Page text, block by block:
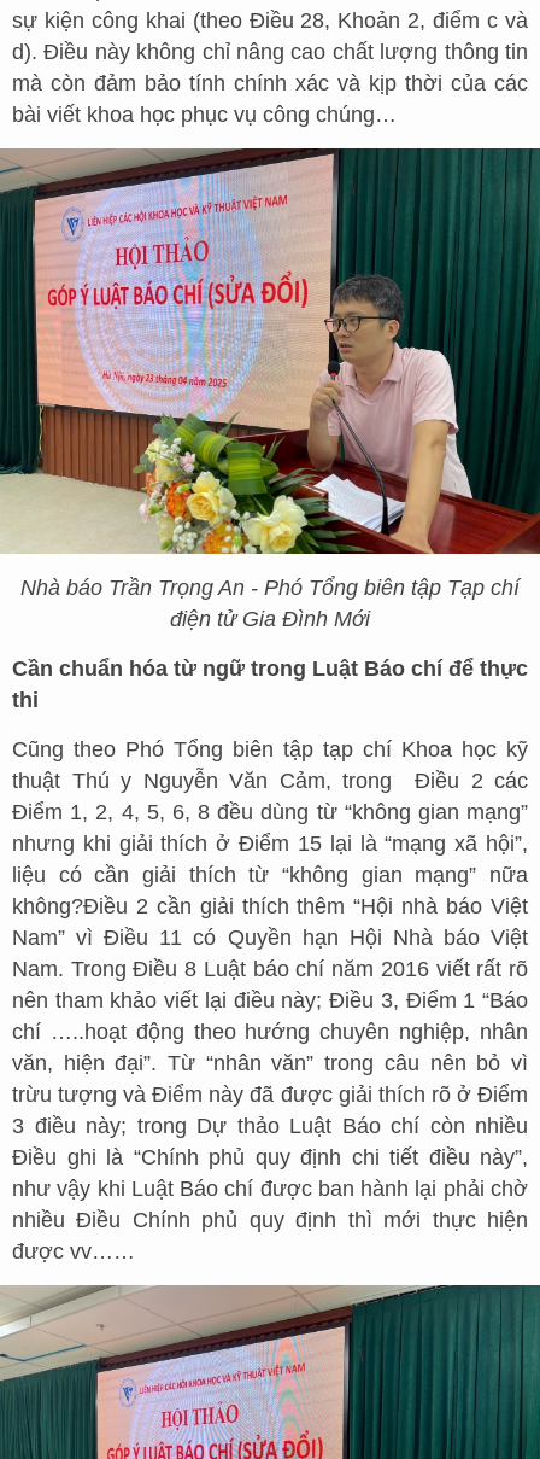
sự kiện công khai (theo Điều 28, Khoản 2, điểm c và
d). Điều này không chỉ nâng cao chất lượng thông tin
mà còn đảm bảo tính chính xác và kịp thời của các
bài viết khoa học phục vụ công chúng…
Nhà báo Trần Trọng An - Phó Tổng biên tập Tạp chí
điện tử Gia Đình Mới
Cần chuẩn hóa từ ngữ trong Luật Báo chí để thực
thi
Cũng theo Phó Tổng biên tập tạp chí Khoa học kỹ
thuật Thú y Nguyễn Văn Cảm, trong Điều 2 các
Điểm 1, 2, 4, 5, 6, 8 đều dùng từ “không gian mạng”
nhưng khi giải thích ở Điểm 15 lại là “mạng xã hội”,
liệu có cần giải thích từ “không gian mạng” nữa
không?Điều 2 cần giải thích thêm “Hội nhà báo Việt
Nam” vì Điều 11 có Quyền hạn Hội Nhà báo Việt
Nam. Trong Điều 8 Luật báo chí năm 2016 viết rất rõ
nên tham khảo viết lại điều này; Điều 3, Điểm 1 “Báo
chí …..hoạt động theo hướng chuyên nghiệp, nhân
văn, hiện đại”. Từ “nhân văn” trong câu nên bỏ vì
trừu tượng và Điểm này đã được giải thích rõ ở Điểm
3 điều này; trong Dự thảo Luật Báo chí còn nhiều
Điều ghi là “Chính phủ quy định chi tiết điều này”,
như vậy khi Luật Báo chí được ban hành lại phải chờ
nhiều Điều Chính phủ quy định thì mới thực hiện
được vv……